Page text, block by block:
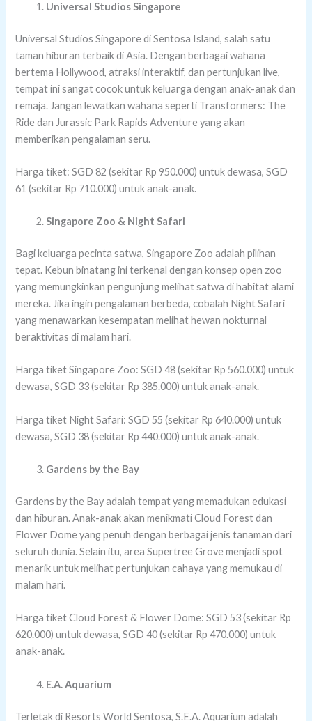
Universal Studios Singapore
Universal Studios Singapore di Sentosa Island, salah satu
taman hiburan terbaik di Asia. Dengan berbagai wahana
bertema Hollywood, atraksi interaktif, dan pertunjukan live,
tempat ini sangat cocok untuk keluarga dengan anak-anak dan
remaja. Jangan lewatkan wahana seperti Transformers: The
Ride dan Jurassic Park Rapids Adventure yang akan
memberikan pengalaman seru.
Harga tiket: SGD 82 (sekitar Rp 950.000) untuk dewasa, SGD
61 (sekitar Rp 710.000) untuk anak-anak.
Singapore Zoo & Night Safari
Bagi keluarga pecinta satwa, Singapore Zoo adalah pilihan
tepat. Kebun binatang ini terkenal dengan konsep open zoo
yang memungkinkan pengunjung melihat satwa di habitat alami
mereka. Jika ingin pengalaman berbeda, cobalah Night Safari
yang menawarkan kesempatan melihat hewan nokturnal
beraktivitas di malam hari.
Harga tiket Singapore Zoo: SGD 48 (sekitar Rp 560.000) untuk
dewasa, SGD 33 (sekitar Rp 385.000) untuk anak-anak.
Harga tiket Night Safari: SGD 55 (sekitar Rp 640.000) untuk
dewasa, SGD 38 (sekitar Rp 440.000) untuk anak-anak.
Gardens by the Bay
Gardens by the Bay adalah tempat yang memadukan edukasi
dan hiburan. Anak-anak akan menikmati Cloud Forest dan
Flower Dome yang penuh dengan berbagai jenis tanaman dari
seluruh dunia. Selain itu, area Supertree Grove menjadi spot
menarik untuk melihat pertunjukan cahaya yang memukau di
malam hari.
Harga tiket Cloud Forest & Flower Dome: SGD 53 (sekitar Rp
620.000) untuk dewasa, SGD 40 (sekitar Rp 470.000) untuk
anak-anak.
E.A. Aquarium
Terletak di Resorts World Sentosa, S.E.A. Aquarium adalah